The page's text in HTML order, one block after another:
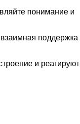
понимание и
поддержка
и реагируют